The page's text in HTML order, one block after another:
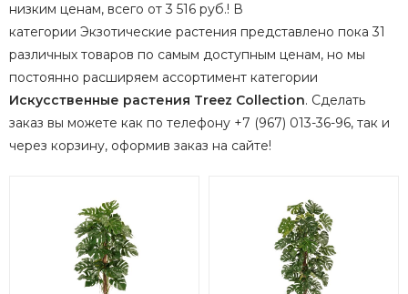
низким ценам, всего от 3 516 руб.! В
категории Экзотические растения представлено пока 31
различных товаров по самым доступным ценам, но мы
постоянно расширяем ассортимент категории
Искусственные растения Treez Collection. Сделать
заказ вы можете как по телефону +7 (967) 013-36-96, так и
через корзину, оформив заказ на сайте!